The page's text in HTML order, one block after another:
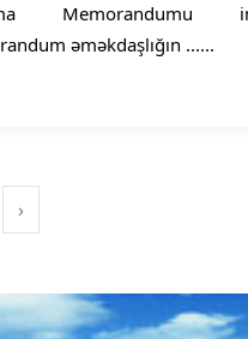
Memorandumu
əməkdaşlığın ......
›